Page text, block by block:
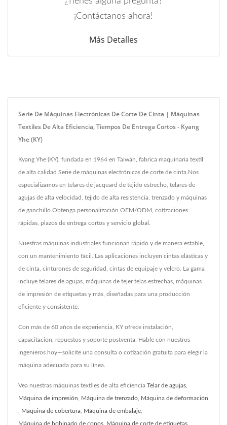
¡Contáctanos ahora!
Más Detalles
Serie De Máquinas Electrónicas De Corte De Cinta | Máquinas
Textiles De Alta Eficiencia, Tiempos De Entrega Cortos - Kyang
Yhe (KY)
Kyang Yhe (KY), fundada en 1964 en Taiwán, fabrica maquinaria textil
de alta calidad Serie de máquinas electrónicas de corte de cinta.Nos
especializamos en telares de jacquard de tejido estrecho, telares de
agujas de alta velocidad, tejido de alta resistencia, trenzado y máquinas
de ganchillo.Obtenga personalización OEM/ODM, cotizaciones
rápidas, plazos de entrega cortos y servicio global.
Nuestras máquinas industriales funcionan rápido y de manera estable,
con un mantenimiento fácil. Las aplicaciones incluyen cintas elásticas y
de cinta, cinturones de seguridad, cintas de equipaje y velcro. La gama
incluye telares de agujas, máquinas de tejer telas estrechas, máquinas
de impresión de etiquetas y más, diseñadas para una producción
eficiente y consistente.
Con más de 60 años de experiencia, KY ofrece instalación,
capacitación, repuestos y soporte postventa. Hable con nuestros
ingenieros hoy—solicite una consulta o cotización gratuita para elegir la
máquina adecuada para su línea.
Vea nuestras máquinas textiles de alta eficiencia Telar de agujas
Máquina de impresión Máquina de trenzado Máquina de deformación
Máquina de cobertura Máquina de embalaje
Máquina de bobinado de conos Máquina de corte de etiquetas